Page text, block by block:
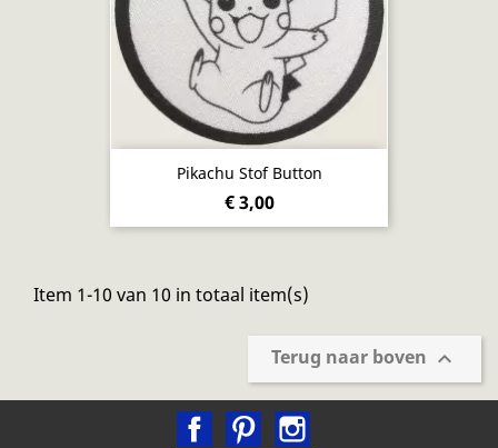
Pikachu Stof Button
€ 3,00
Item 1-10 van 10 in totaal item(s)
Terug naar boven 
FacebookPinterest